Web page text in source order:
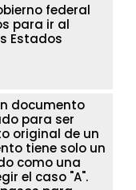
federal
para ir al
Estados
documento
para ser
original de un
tiene solo un
como una
el caso "A".